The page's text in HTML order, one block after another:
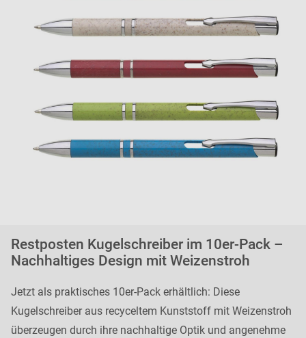
Restposten Kugelschreiber im 10er-Pack –
Nachhaltiges Design mit Weizenstroh
Jetzt als praktisches 10er-Pack erhältlich: Diese
Kugelschreiber aus recyceltem Kunststoff mit Weizenstroh
überzeugen durch ihre nachhaltige Optik und angenehme